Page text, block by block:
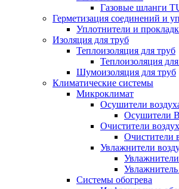
Газовые шланги
Герметизация соединений и
Уплотнители и
Изоляция для труб
Теплоизоляция для труб
Теплоизоляция
Шумоизоляция для труб
Климатические системы
Микроклимат
Осушители
Осушители
Очистители
Очистители
Увлажнители
Системы обогрева